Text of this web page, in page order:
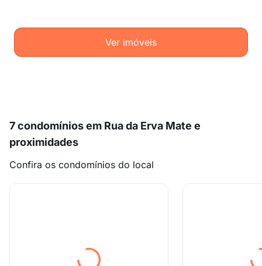
Ver imóveis
7 condomínios em Rua da Erva Mate e
proximidades
Confira os condomínios do local